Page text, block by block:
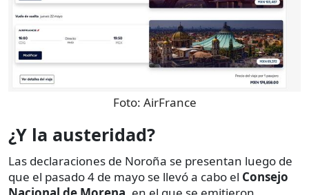
Foto: AirFrance
¿Y la austeridad?
Las declaraciones de Noroña se presentan luego de
que el pasado 4 de mayo se llevó a cabo el Consejo